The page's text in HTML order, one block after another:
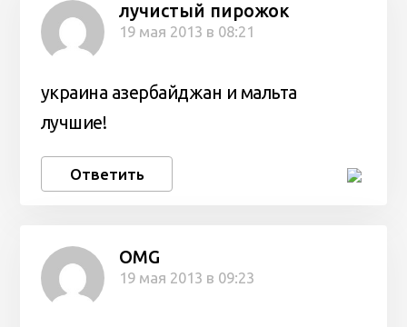
лучистый пирожок
19 мая 2013 в 08:21
украина азербайджан и мальта
лучшие!
Ответить
OMG
19 мая 2013 в 09:23